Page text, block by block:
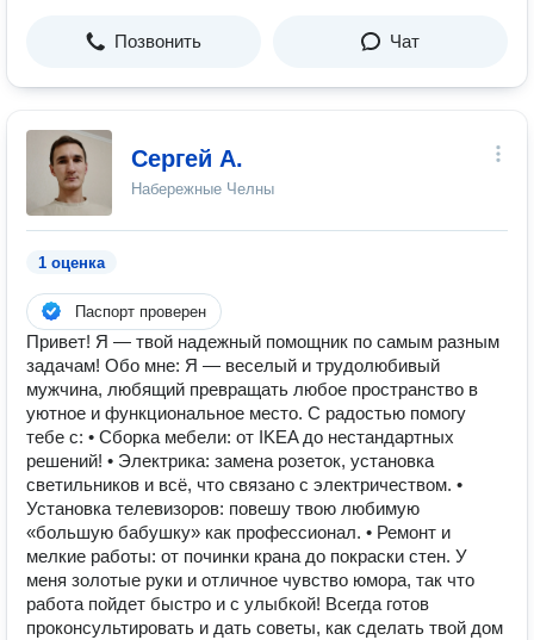
Позвонить Чат
Сергей А.
Набережные Челны
1 оценка
Паспорт проверен
Привет! Я — твой надежный помощник по самым разным
задачам! Обо мне: Я — веселый и трудолюбивый
мужчина, любящий превращать любое пространство в
уютное и функциональное место. С радостью помогу
тебе с: • Сборка мебели: от IKEA до нестандартных
решений! • Электрика: замена розеток, установка
светильников и всё, что связано с электричеством. •
Установка телевизоров: повешу твою любимую
«большую бабушку» как профессионал. • Ремонт и
мелкие работы: от починки крана до покраски стен. У
меня золотые руки и отличное чувство юмора, так что
работа пойдет быстро и с улыбкой! Всегда готов
проконсультировать и дать советы, как сделать твой дом